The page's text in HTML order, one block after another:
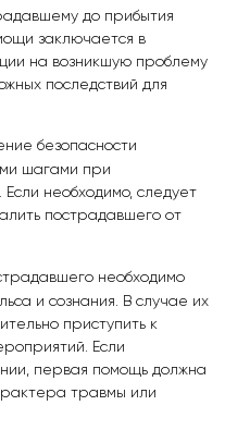
до прибытия
заключается в
на возникшую проблему
последствий для
безопасности
шагами при
необходимо, следует
пострадавшего от
необходимо
и сознания. В случае их
приступить к
Если
первая помощь должна
травмы или